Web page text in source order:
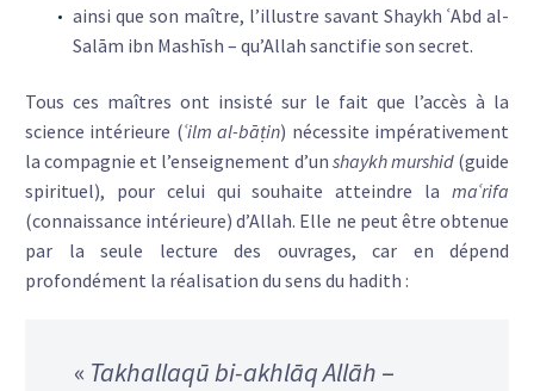
ainsi que son maître, l’illustre savant Shaykh ʿAbd al-
Salām ibn Mashīsh – qu’Allah sanctifie son secret.
Tous ces maîtres ont insisté sur le fait que l’accès à la
science intérieure (ʿilm al-bāṭin) nécessite impérativement
la compagnie et l’enseignement d’un shaykh murshid(guide
spirituel), pour celui qui souhaite atteindre la maʿrifa
(connaissance intérieure) d’Allah. Elle ne peut être obtenue
par la seule lecture des ouvrages, car en dépend
profondément la réalisation du sens du hadith :
« Takhallaqū bi-akhlāq Allāh –